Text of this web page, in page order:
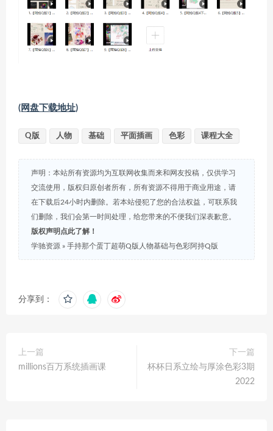
(网盘下载地址)
Q版 人物 基础 平面插画 色彩 课程大全
声明：本站所有资源均为互联网收集而来和网友投稿，仅供学习
交流使用，版权归原创者所有，所有资源不得用于商业用途，请
在下载后24小时内删除。若本站侵犯了您的合法权益，可联系我
们删除，我们会第一时间处理，给您带来的不便我们深表歉意。
版权声明点此了解！
学驰资源 » 手持那个蛋丁超萌Q版人物基础与色彩阿持Q版
分享到：
上一篇
millions百万系统插画课
下一篇
杯杯日系立绘与厚涂色彩3期
2022